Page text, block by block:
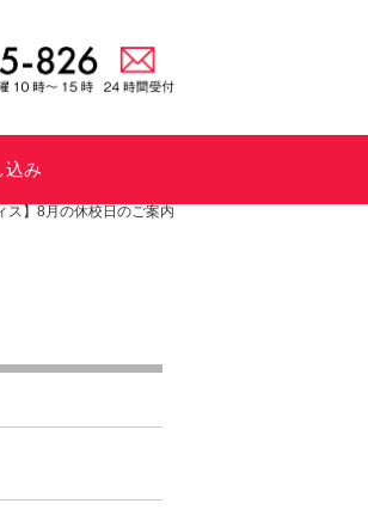
込み
ス】8月の休校日のご案内